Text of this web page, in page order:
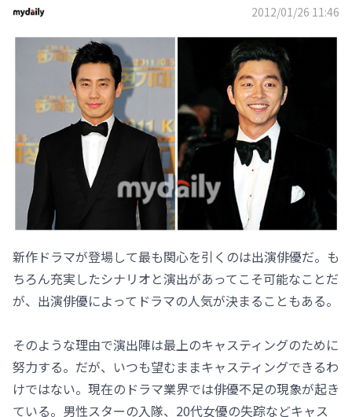
2012/01/26 11:46
新作ドラマが登場して最も関心を引くのは出演俳優だ。も
ちろん充実したシナリオと演出があってこそ可能なことだ
が、出演俳優によってドラマの人気が決まることもある。
そのような理由で演出陣は最上のキャスティングのために
努力する。だが、いつも望むままキャスティングできるわ
けではない。現在のドラマ業界では俳優不足の現象が起き
ている。男性スターの入隊、20代女優の失踪などキャス